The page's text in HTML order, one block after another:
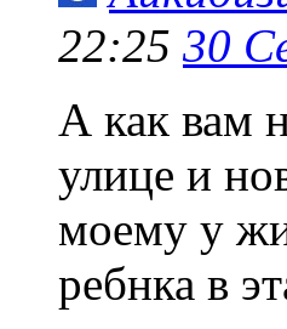
22:25 30
А как вам
улице и
моему у
ребнка в